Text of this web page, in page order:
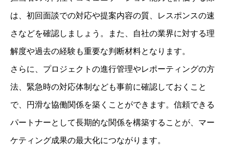
は、初回面談での対応や提案内容の質、レスポンスの速
さなどを確認しましょう。また、自社の業界に対する理
解度や過去の経験も重要な判断材料となります。
さらに、プロジェクトの進行管理やレポーティングの方
法、緊急時の対応体制なども事前に確認しておくこと
で、円滑な協働関係を築くことができます。信頼できる
パートナーとして長期的な関係を構築することが、マー
ケティング成果の最大化につながります。